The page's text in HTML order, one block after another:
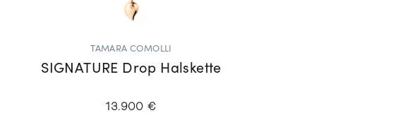
TAMARA COMOLLI
SIGNATURE Drop Halskette
13.900 €